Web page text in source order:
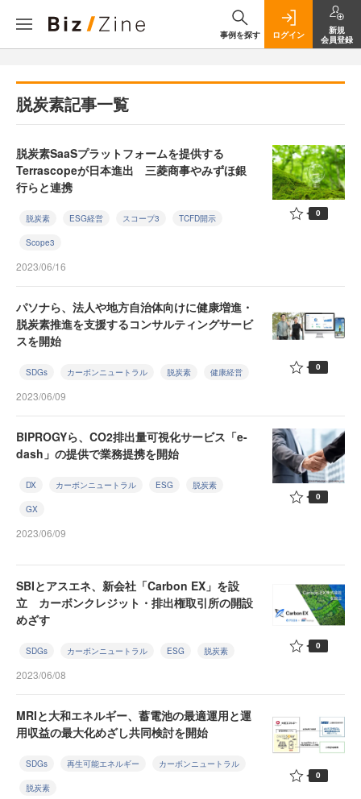
事例を探す ログイン
新規
会員登録
脱炭素記事一覧
脱炭素SaaSプラットフォームを提供する
Terrascopeが日本進出 三菱商事やみずほ銀
行らと連携
脱炭素 ESG経営 スコープ3 TCFD開示
Scope3
2023/06/16
0
パソナら、法人や地方自治体向けに健康増進・
脱炭素推進を支援するコンサルティングサービ
スを開始
SDGs カーボンニュートラル 脱炭素 健康経営
2023/06/09
0
BIPROGYら、CO2排出量可視化サービス「e-
dash」の提供で業務提携を開始
DX カーボンニュートラル ESG 脱炭素
GX
2023/06/09
0
SBIとアスエネ、新会社「Carbon EX」を設
立 カーボンクレジット・排出権取引所の開設
めざす
SDGs カーボンニュートラル ESG 脱炭素
2023/06/08
0
MRIと大和エネルギー、蓄電池の最適運用と運
用収益の最大化めざし共同検討を開始
SDGs 再生可能エネルギー カーボンニュートラル
脱炭素
0